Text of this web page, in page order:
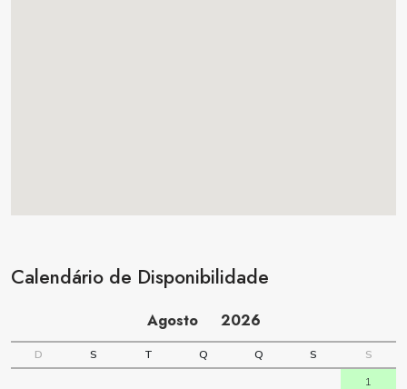
Calendário de Disponibilidade
Agosto 2026
D S T Q Q S
S
1